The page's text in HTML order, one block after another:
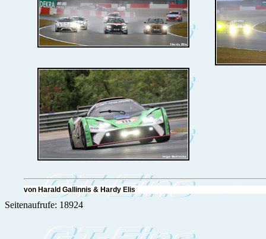
von Harald Gallinnis & Hardy Elis
Seitenaufrufe: 18924